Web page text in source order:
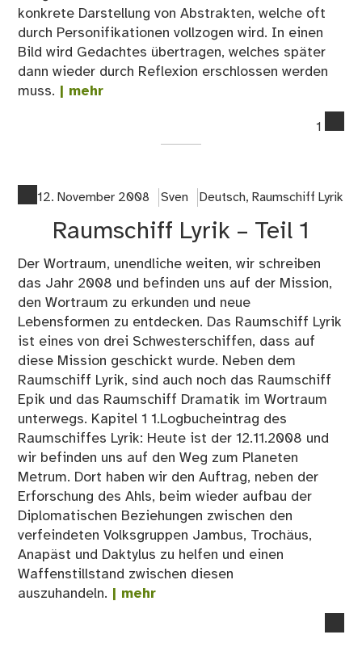
konkrete Darstellung von Abstrakten, welche oft
durch Personifikationen vollzogen wird. In einen
Bild wird Gedachtes übertragen, welches später
dann wieder durch Reflexion erschlossen werden
muss. | mehr
1
12. November 2008 Sven Deutsch, Raumschiff Lyrik
Raumschiff Lyrik – Teil 1
Der Wortraum, unendliche weiten, wir schreiben
das Jahr 2008 und befinden uns auf der Mission,
den Wortraum zu erkunden und neue
Lebensformen zu entdecken. Das Raumschiff Lyrik
ist eines von drei Schwesterschiffen, dass auf
diese Mission geschickt wurde. Neben dem
Raumschiff Lyrik, sind auch noch das Raumschiff
Epik und das Raumschiff Dramatik im Wortraum
unterwegs. Kapitel 1 1.Logbucheintrag des
Raumschiffes Lyrik: Heute ist der 12.11.2008 und
wir befinden uns auf den Weg zum Planeten
Metrum. Dort haben wir den Auftrag, neben der
Erforschung des Ahls, beim wieder aufbau der
Diplomatischen Beziehungen zwischen den
verfeindeten Volksgruppen Jambus, Trochäus,
Anapäst und Daktylus zu helfen und einen
Waffenstillstand zwischen diesen
auszuhandeln. | mehr